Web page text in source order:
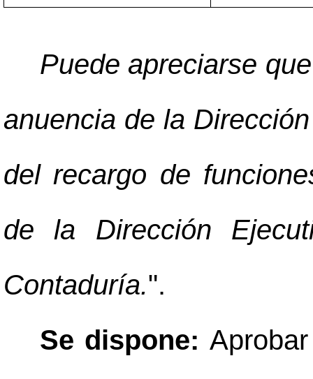
Puede apreciarse
anuencia de la
del recargo de
de la Dirección
Contaduría.".
Se dispone: